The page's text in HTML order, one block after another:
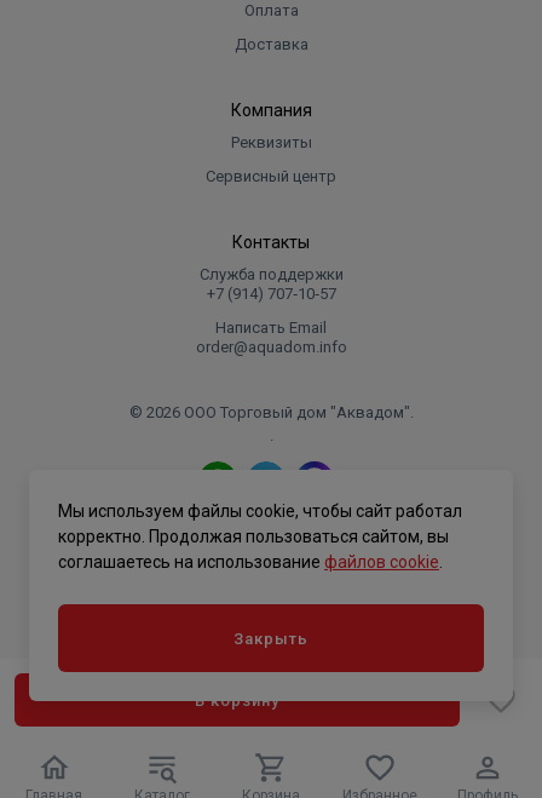
В корзину
Оплата
Доставка
Компания
Реквизиты
Сервисный центр
Контакты
Служба поддержки
+7 (914) 707‑10‑57
Написать Email
order@aquadom.info
© 2026 ООО Торговый дом "Аквадом".
.
Политика конфиденциальности
Мы используем файлы cookie, чтобы сайт работал
корректно. Продолжая пользоваться сайтом, вы
соглашаетесь на использование файлов cookie
Закрыть